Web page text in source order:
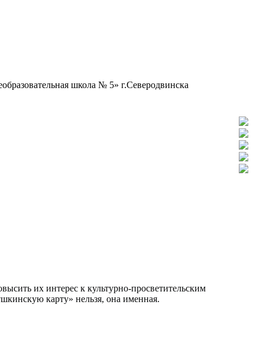
школа № 5» г.Северодвинска
их интерес к культурно-просветительским
карту» нельзя, она именная.